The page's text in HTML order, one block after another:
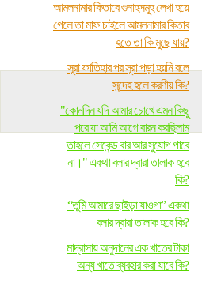
আমলনামার কিতাবে গুনাহসমূহ লেখা হয়ে
গেলে তা মাফ চাইলে আমলনামার কিতাব
হতে তা কি মুছে যায়?
সূরা ফাতিহার পর সূরা পড়া হয়নি বলে
সন্দেহ হলে করণীয় কি?
"কোনদিন যদি আমার চোখে এমন কিছু
পরে যা আমি আগে বারন করছিলাম
তাহলে সেকেন্ড বার আর সুযোগ পাবে
না।" একথা বলার দ্বারা তালাক হবে
কি?
“তুমি আমারে ছাইড়া যাওগা” একথা
বলার দ্বারা তালাক হবে কি?
মাদ্রাসায় অনুদানের এক খাতের টাকা
অন্য খাতে ব্যবহার করা যাবে কি?